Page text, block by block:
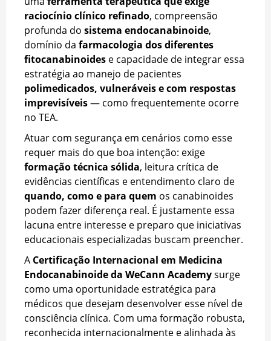
raciocínio clínico refinado, compreensão
profunda do sistema endocanabinoide,
domínio da farmacologia dos diferentes
fitocanabinoides e capacidade de integrar essa
estratégia ao manejo de pacientes
polimedicados, vulneráveis e com respostas
imprevisíveis— como frequentemente ocorre
no TEA.
Atuar com segurança em cenários como esse
requer mais do que boa intenção: exige
formação técnica sólida, leitura crítica de
evidências científicas e entendimento claro de
quando, como e para quem os canabinoides
podem fazer diferença real. É justamente essa
lacuna entre interesse e preparo que iniciativas
educacionais especializadas buscam preencher.
A Certificação Internacional em Medicina
Endocanabinoide da WeCann Academysurge
como uma oportunidade estratégica para
médicos que desejam desenvolver esse nível de
consciência clínica. Com uma formação robusta,
reconhecida internacionalmente e alinhada às